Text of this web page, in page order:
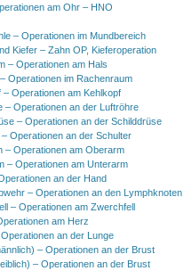
am Ohr – HNO
– Operationen im Mundbereich
Kiefer – Zahn OP, Kieferoperation
– Operationen am Hals
Operationen im Rachenraum
– Operationen am Kehlkopf
– Operationen an der Luftröhre
– Operationen an der Schilddrüse
Operationen an der Schulter
– Operationen am Oberarm
– Operationen am Unterarm
an der Hand
– Operationen an den Lymphknoten
– Operationen am Zwerchfell
am Herz
Operationen an der Lunge
– Operationen an der Brust
– Operationen an der Brust